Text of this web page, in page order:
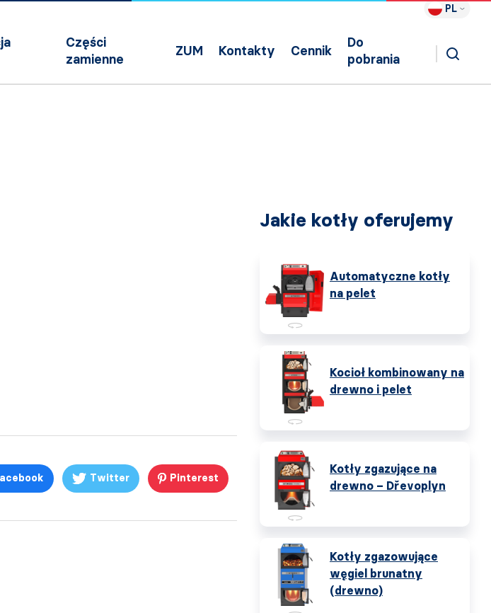
PL
Części
zamienne
ZUM Kontakty Cennik
Do
pobrania
Twitter Pinterest
Jakie kotły oferujemy
Automatyczne kotły
na pelet
Kocioł kombinowany na
drewno i pelet
Kotły zgazujące na
drewno – Dřevoplyn
Kotły zgazowujące
węgiel brunatny
(drewno)